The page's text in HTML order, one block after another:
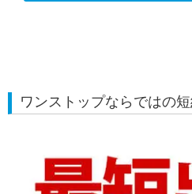
ワンストップならではの短